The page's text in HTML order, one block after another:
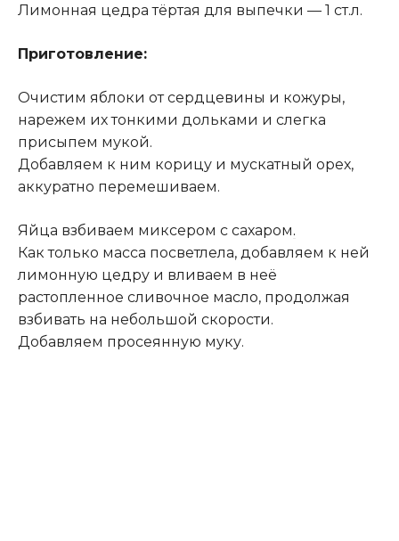
Лимонная цедра тёртая для выпечки — 1 ст.л.
Приготовление:
Очистим яблоки от сердцевины и кожуры,
нарежем их тонкими дольками и слегка
присыпем мукой.
Добавляем к ним корицу и мускатный орех,
аккуратно перемешиваем.
Яйца взбиваем миксером с сахаром.
Как только масса посветлела, добавляем к ней
лимонную цедру и вливаем в неё
растопленное сливочное масло, продолжая
взбивать на небольшой скорости.
Добавляем просеянную муку.